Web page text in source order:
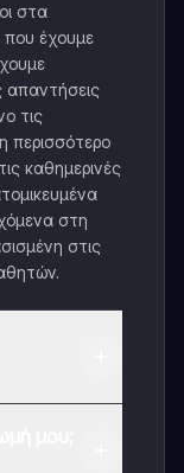
στα
που έχουμε
απαντήσεις
τις
περισσότερο
καθημερινές
στη
στις